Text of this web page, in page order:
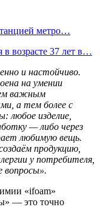
метро…
в возрасте 37 лет в…
и настойчиво.
на умении
важным
а тем более с
любое изделие,
— либо через
любимую вещь.
продукцию,
у потребителя,
вопросы».
«ifoam»
— это точно